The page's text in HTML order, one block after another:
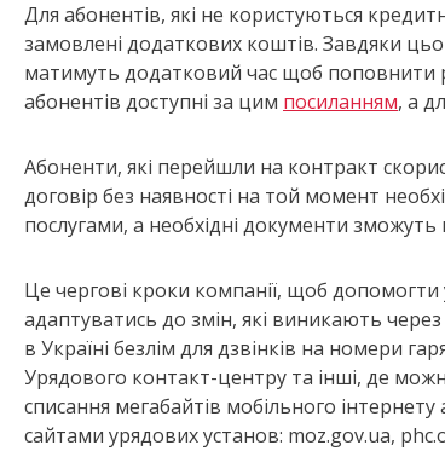
Для абонентів, які не користуються
замовлені додаткових коштів. Завдяки
матимуть додатковий час щоб поповнити
абонентів доступні за цим посиланням, а
Абоненти, які перейшли на контракт
договір без наявності на той момент
послугами, а необхідні документи
Це чергові кроки компанії, щоб
адаптуватись до змін, які виникають
в Україні безлім для дзвінків на номери
Урядового контакт-центру та інші, де
списання мегабайтів мобільного
сайтами урядових установ: moz.gov.ua,